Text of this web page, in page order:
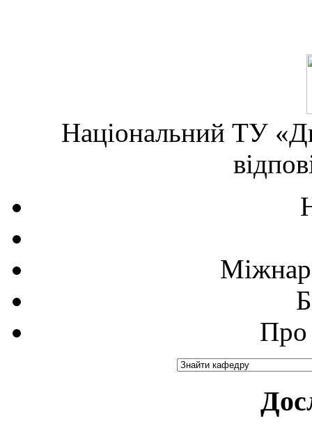
Національний ТУ
Про